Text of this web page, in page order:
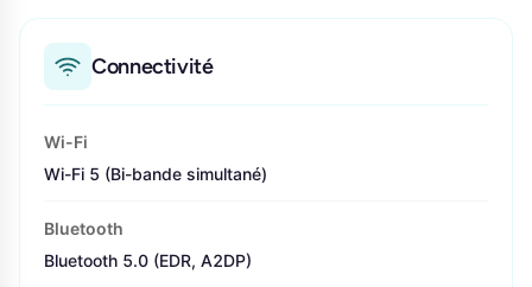
Connectivité
Wi-Fi
Wi-Fi 5 (Bi-bande simultané)
Bluetooth
Bluetooth 5.0 (EDR, A2DP)